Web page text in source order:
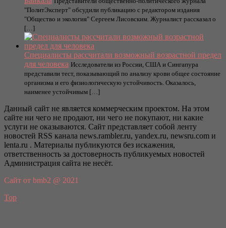
"ПолитЭксперт" обсудили публикацию с редактором издания
"Общество и экология" Сергеем Лисовским. Журналист рассказал о
[…]
Специалисты рассчитали возможный возрастной предел
для человека Исследователи из России, США и Сингапура
представили тест, показывающий по анализу крови общее состояние
организма и его физиологическую устойчивость. Оказалось,
наименее устойчивым […]
Данный сайт не является коммерческим проектом. На этом
сайте ни чего не продают, ни чего не покупают, ни какие
услуги не оказываются. Сайт представляет собой ленту
новостей RSS канала news.rambler.ru, yandex.ru, newsru.com и
lenta.ru . Материалы публикуются без искажения,
ответственность за достоверность публикуемых новостей
Администрация сайта не несёт.
Сайт от bmb2 @ 2021
Top